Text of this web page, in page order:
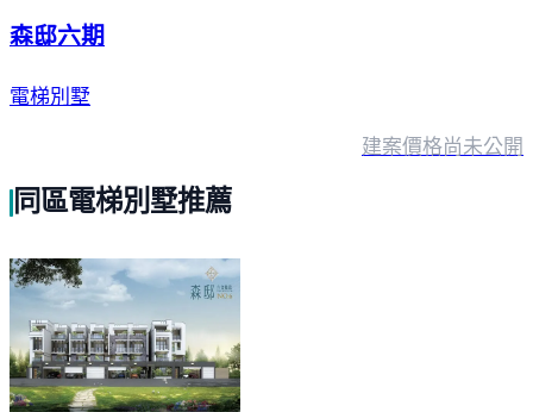
森邸六期
電梯別墅
建案價格尚未公開
同區電梯別墅推薦